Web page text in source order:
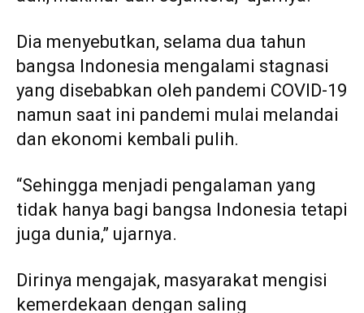
Dia menyebutkan, selama dua tahun
bangsa Indonesia mengalami stagnasi
yang disebabkan oleh pandemi COVID-19
namun saat ini pandemi mulai melandai
dan ekonomi kembali pulih.
“Sehingga menjadi pengalaman yang
tidak hanya bagi bangsa Indonesia tetapi
juga dunia,” ujarnya.
Dirinya mengajak, masyarakat mengisi
kemerdekaan dengan saling